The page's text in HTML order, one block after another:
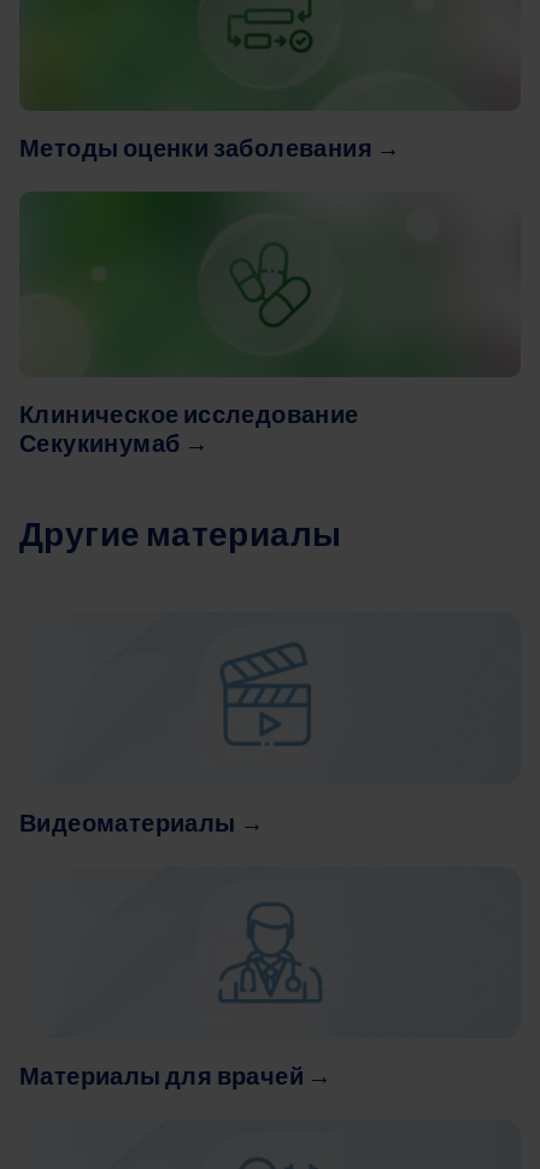
Методы оценки заболевания →
Клиническое исследование
Секукинумаб →
Другие материалы
Видеоматериалы →
Материалы для врачей →